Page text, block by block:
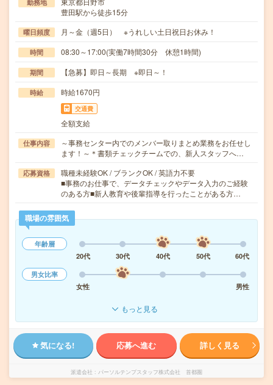
勤務地
豊田駅から徒歩15分
曜日頻度 月～金（週5日） ※うれしい土日祝日お休み！
時間 08:30～17:00(実働7時間30分 休憩1時間)
期間 【急募】即日～長期 ※即日～！
時給 時給1670円
交通費
全額支給
仕事内容
～事務センター内でのメンバー取りまとめ業務をお任せし
ます！～＊書類チェックチームでの、新人スタッフへ…
応募資格
職種未経験OK / ブランクOK / 英語力不要
■事務のお仕事で、データチェックやデータ入力のご経験
のある方■新人教育や後輩指導を行ったことがある方…
職場の雰囲気
年齢層
20代
30代 40代 50代
60代
男女比率
女性
男性
もっと見る
気になる! 応募へ進む 詳しく見る
派遣会社 パーソルテンプスタッフ株式会社 首都圏